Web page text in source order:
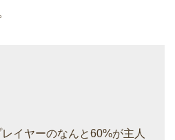
イヤーのなんと60%が主人